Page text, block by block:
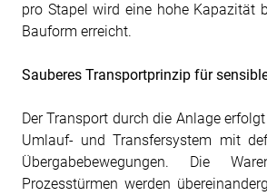
pro Stapel wird eine hohe Kapazität
Bauform erreicht.
Sauberes Transportprinzip für
Der Transport durch die Anlage
Umlauf- und Transfersystem mit
Übergabebewegungen. Die
Prozesstürmen werden